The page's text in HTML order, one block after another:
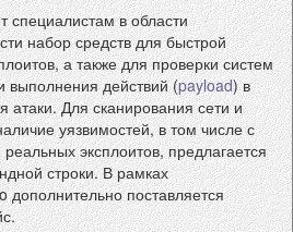
специалистам в области
набор средств для быстрой
а также для проверки систем
выполнения действий (payload) в
атаки. Для сканирования сети и
уязвимостей, в том числе с
эксплоитов, предлагается
строки. В рамках
дополнительно поставляется